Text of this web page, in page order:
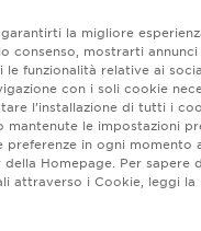
la migliore
consenso, mostrarti annunci
funzionalità relative ai
con i soli cookie
l’installazione di tutti i
mantenute le impostazioni
in ogni momento
Homepage. Per sapere
attraverso i Cookie, leggi la